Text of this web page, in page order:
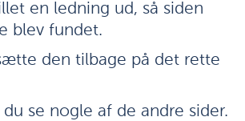
en ledning ud, så siden
blev fundet.
den tilbage på det rette
du se nogle af de andre sider.